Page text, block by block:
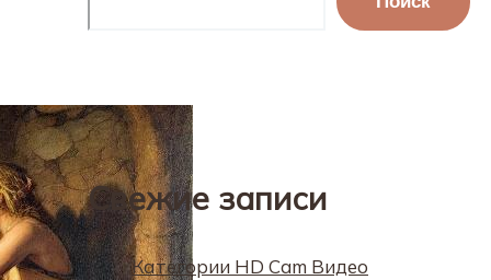
Свежие записи
Категории HD Cam Видео